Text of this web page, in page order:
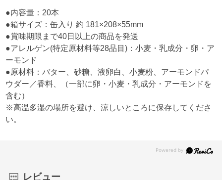
●内容量：20本
●箱サイズ：缶入り 約 181×208×55mm
●賞味期限まで40日以上の商品を発送
●アレルゲン(特定原材料等28品目)：小麦・乳成分・卵・ア
ーモンド
●原材料：バター、砂糖、液卵白、小麦粉、アーモンドパ
ウダー／香料、（一部に卵・小麦・乳成分・アーモンドを
含む）
※高温多湿の場所を避け、涼しいところに保存してくださ
い。
レビュー